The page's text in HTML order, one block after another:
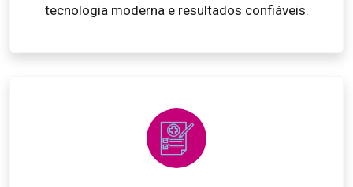
tecnologia moderna e resultados confiáveis.